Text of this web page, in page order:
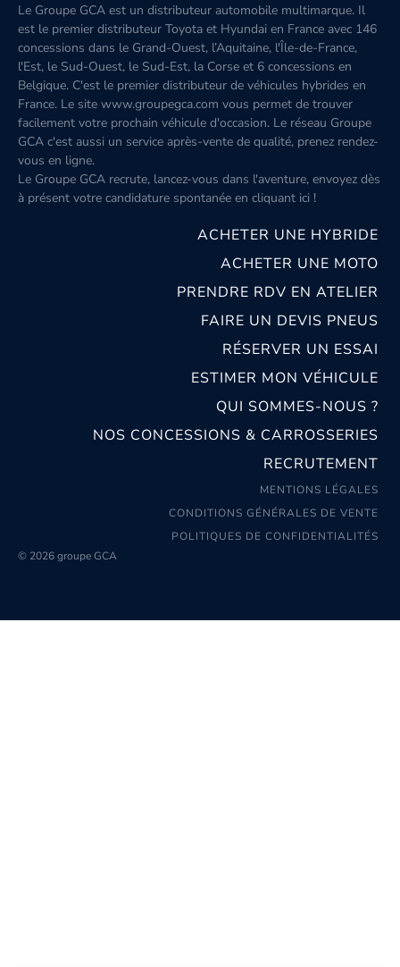
Le Groupe GCA est un distributeur automobile multimarque. Il
est le premier distributeur Toyota et Hyundai en France avec 146
concessions dans le Grand-Ouest, l’Aquitaine, l'Île-de-France,
l'Est, le Sud-Ouest, le Sud-Est, la Corse et 6 concessions en
Belgique. C'est le premier distributeur de véhicules hybrides en
France. Le site www.groupegca.com vous permet de trouver
facilement votre prochain véhicule d'occasion. Le réseau Groupe
GCA c'est aussi un service après-vente de qualité, prenez rendez-
vous en ligne.
Le Groupe GCA recrute, lancez-vous dans l'aventure, envoyez dès
à présent votre candidature spontanée en cliquant ici !
ACHETER UNE HYBRIDE
ACHETER UNE MOTO
PRENDRE RDV EN ATELIER
FAIRE UN DEVIS PNEUS
RÉSERVER UN ESSAI
ESTIMER MON VÉHICULE
QUI SOMMES-NOUS ?
NOS CONCESSIONS & CARROSSERIES
RECRUTEMENT
MENTIONS LÉGALES
CONDITIONS GÉNÉRALES DE VENTE
POLITIQUES DE CONFIDENTIALITÉS
© 2026 groupe GCA